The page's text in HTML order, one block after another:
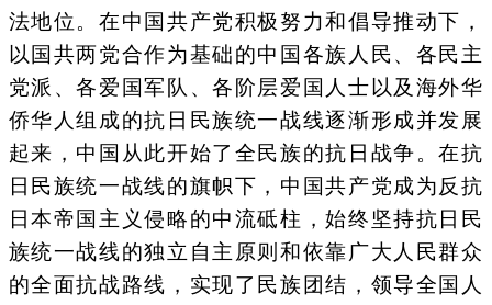
法地位。在中国共产党积极努力和倡导推动下，
以国共两党合作为基础的中国各族人民、各民主
党派、各爱国军队、各阶层爱国人士以及海外华
侨华人组成的抗日民族统一战线逐渐形成并发展
起来，中国从此开始了全民族的抗日战争。在抗
日民族统一战线的旗帜下，中国共产党成为反抗
日本帝国主义侵略的中流砥柱，始终坚持抗日民
族统一战线的独立自主原则和依靠广大人民群众
的全面抗战路线，实现了民族团结，领导全国人